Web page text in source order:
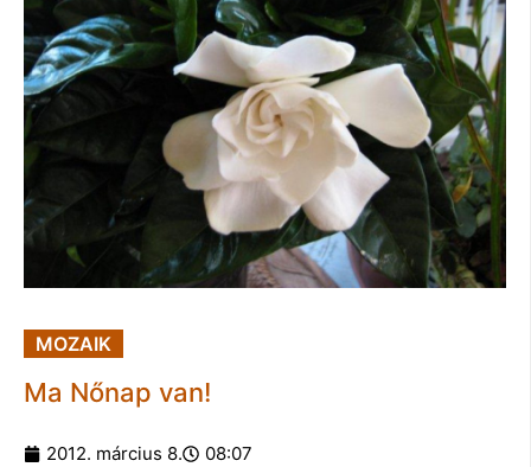
MOZAIK
Ma Nőnap van!
2012. március 8. 08:07